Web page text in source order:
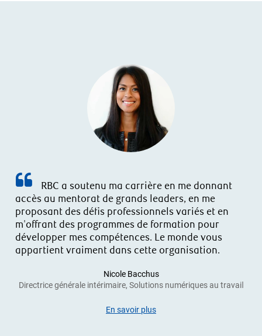
RBC a soutenu ma carrière en me donnant
accès au mentorat de grands leaders, en me
proposant des défis professionnels variés et en
m'offrant des programmes de formation pour
développer mes compétences. Le monde vous
appartient vraiment dans cette organisation.
Nicole Bacchus
Directrice générale intérimaire, Solutions numériques au travail
En savoir plus